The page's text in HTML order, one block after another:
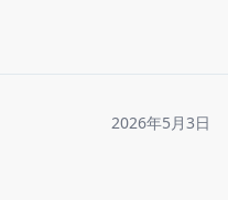
2026年5月3日